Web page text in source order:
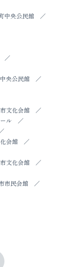
中央公民館
央公民館
文化会館
ル
会館
文化会館
市民会館